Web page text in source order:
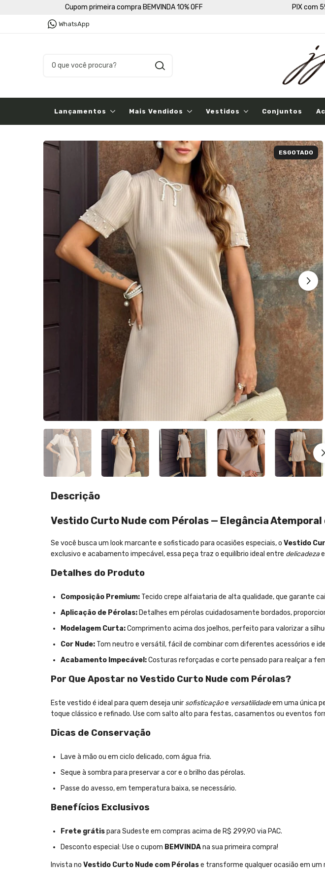
Cupom primeira compra BEMVINDA 10% OFF PIX com
WhatsApp
Lançamentos Mais Vendidos Vestidos Conjuntos
ESGOTADO
Descrição
Vestido Curto Nude com Pérolas — Elegância
Se você busca um look marcante e sofisticado para ocasiões especiais, o Vestido
exclusivo e acabamento impecável, essa peça traz o equilíbrio ideal entre delicadeza
Detalhes do Produto
Composição Premium: Tecido crepe alfaiataria de alta qualidade, que garante
Aplicação de Pérolas: Detalhes em pérolas cuidadosamente bordados,
Modelagem Curta:Comprimento acima dos joelhos, perfeito para valorizar a
Cor Nude: Tom neutro e versátil, fácil de combinar com diferentes acessórios e
Acabamento Impecável:Costuras reforçadas e corte pensado para realçar a
Por Que Apostar no Vestido Curto Nude com Pérolas?
Este vestido é ideal para quem deseja unir sofisticaçãoe versatilidadeem uma única
toque clássico e refinado. Use com salto alto para festas, casamentos ou eventos
Dicas de Conservação
Lave à mão ou em ciclo delicado, com água fria.
Seque à sombra para preservar a cor e o brilho das pérolas.
Passe do avesso, em temperatura baixa, se necessário.
Benefícios Exclusivos
Frete grátispara Sudeste em compras acima de R$ 299,90 via PAC.
Desconto especial: Use o cupom BEMVINDAna sua primeira compra!
Invista no Vestido Curto Nude com Pérolase transforme qualquer ocasião em